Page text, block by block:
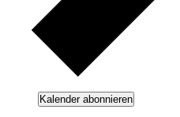
Kalender abonnieren